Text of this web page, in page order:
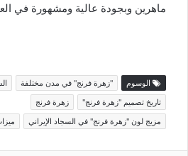
ماهرين وبجودة عالية ومشهورة في
الوسوم "زهرة فرنج" في مدن مختلفة
تاريخ تصميم "زهرة فرنج"
زهرة فرنج
مزيج لون "زهرة فرنج" في السجاد الإيراني